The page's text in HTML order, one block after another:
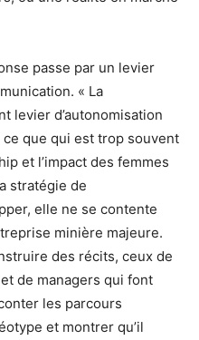
passe par un levier
« La
levier d’autonomisation
que qui est trop souvent
et l’impact des femmes
stratégie de
elle ne se contente
minière majeure.
des récits, ceux de
de managers qui font
les parcours
et montrer qu’il